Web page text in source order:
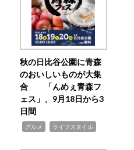
秋の日比谷公園に青森
のおいしいものが大集
合 「んめぇ青森フ
ェス」、9月18日から3
日間
グルメ ライフスタイル